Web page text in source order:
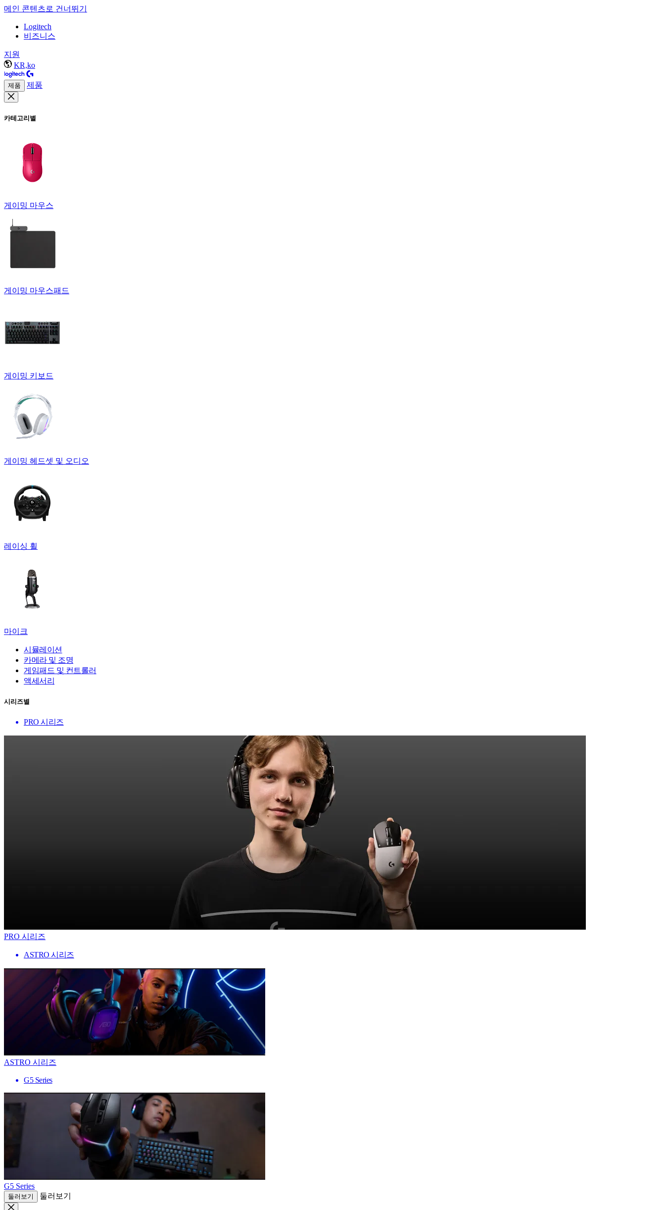
메인 콘텐츠로 건너뛰기
Logitech
비즈니스
지원
KR,ko
제품 제품
카테고리별
게이밍 마우스
게이밍 마우스패드
게이밍 키보드
게이밍 헤드셋 및 오디오
레이싱 휠
마이크
시뮬레이션
카메라 및 조명
게임패드 및 컨트롤러
액세서리
시리즈별
PRO 시리즈
PRO 시리즈
ASTRO 시리즈
ASTRO 시리즈
G5 Series
G5 Series
둘러보기 둘러보기